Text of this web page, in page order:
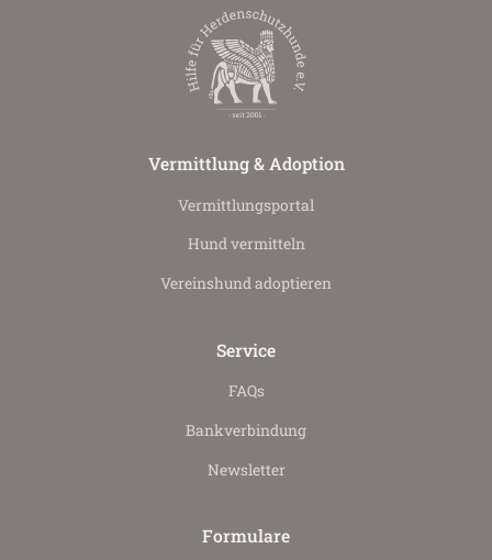
Vermittlung & Adoption
Vermittlungs­portal
Hund vermitteln
Vereinshund adoptieren
Service
FAQs
Bankverbindung
Newsletter
Formulare